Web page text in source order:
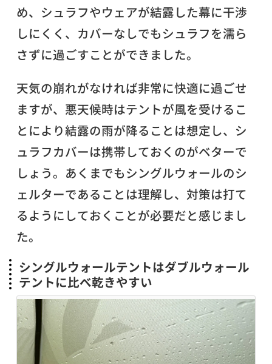
め、シュラフやウェアが結露した幕に干渉
しにくく、カバーなしでもシュラフを濡ら
さずに過ごすことができました。
天気の崩れがなければ非常に快適に過ごせ
ますが、悪天候時はテントが風を受けるこ
とにより結露の雨が降ることは想定し、シ
ュラフカバーは携帯しておくのがベターで
しょう。あくまでもシングルウォールのシ
ェルターであることは理解し、対策は打て
るようにしておくことが必要だと感じまし
た。
シングルウォールテントはダブルウォール
テントに比べ乾きやすい